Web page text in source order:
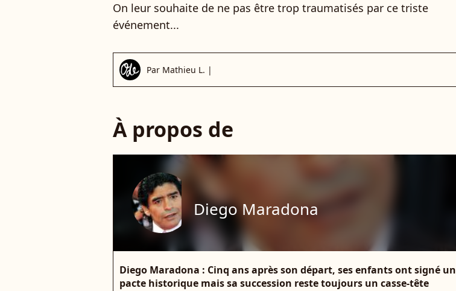
On leur souhaite de ne pas être trop traumatisés par ce triste
événement...
Par Mathieu L. |
À propos de
Diego Maradona
Diego Maradona : Cinq ans après son départ, ses enfants ont signé un
pacte historique mais sa succession reste toujours un casse-tête